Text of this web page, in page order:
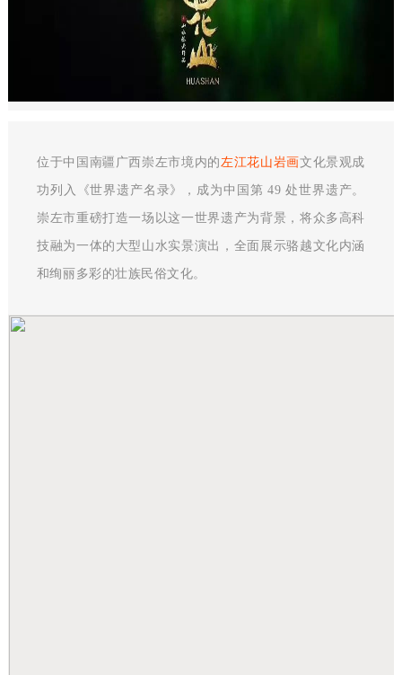
位于中国南疆广西崇左市境内的左江花山岩画文化景观成
功列入《世界遗产名录》，成为中国第 49 处世界遗产。
崇左市重磅打造一场以这一世界遗产为背景，将众多高科
技融为一体的大型山水实景演出，全面展示骆越文化内涵
和绚丽多彩的壮族民俗文化。